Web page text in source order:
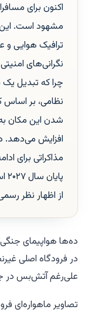
اکنون برای
مشهود است.
ترافیک هوایی و
نگرانی‌های
چرا که تبدیل یک
نظامی، بر اساس
شدن این مکان
افزایش می‌دهد.
مذاکراتی برای
از اظهار نظر
ده‌ها هواپیمای جنگی
در فرودگاه اصلی
علی‌رغم آتش‌بس در
تصاویر ماهواره‌ای